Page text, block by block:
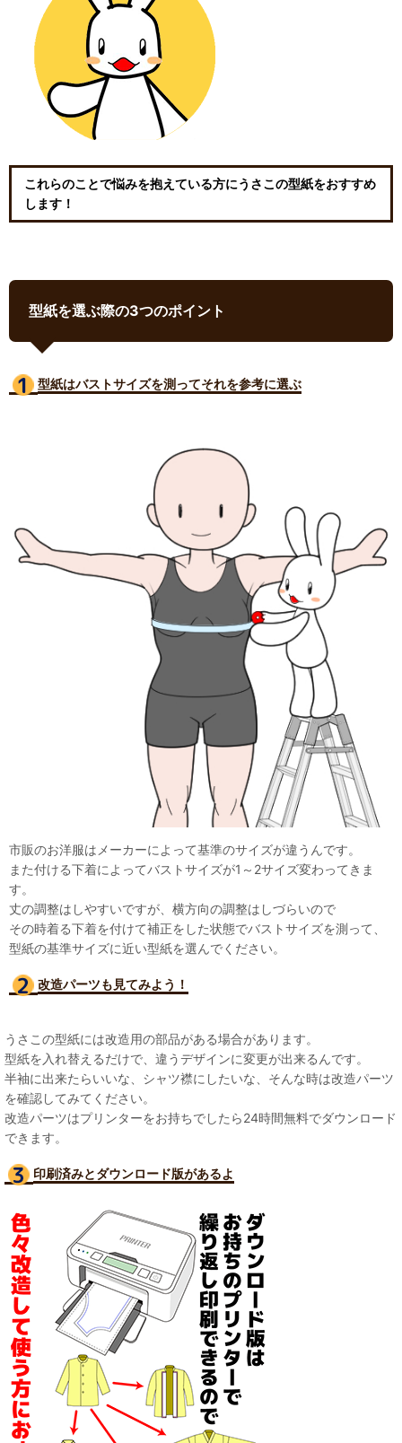
これらのことで悩みを抱えている方にうさこの型紙をおすすめ
します！
型紙を選ぶ際の3つのポイント
型紙はバストサイズを測ってそれを参考に選ぶ
市販のお洋服はメーカーによって基準のサイズが違うんです。
また付ける下着によってバストサイズが1～2サイズ変わってきま
す。
丈の調整はしやすいですが、横方向の調整はしづらいので
その時着る下着を付けて補正をした状態でバストサイズを測って、
型紙の基準サイズに近い型紙を選んでください。
改造パーツも見てみよう！
うさこの型紙には改造用の部品がある場合があります。
型紙を入れ替えるだけで、違うデザインに変更が出来るんです。
半袖に出来たらいいな、シャツ襟にしたいな、そんな時は改造パーツ
を確認してみてください。
改造パーツはプリンターをお持ちでしたら24時間無料でダウンロード
できます。
印刷済みとダウンロード版があるよ